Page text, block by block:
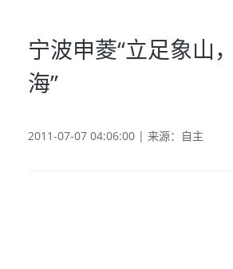
宁波申菱“立足象山
海”
2011-07-07 04:06:00 | 来源：自主